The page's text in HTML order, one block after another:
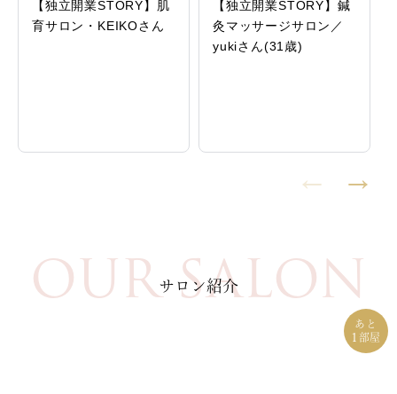
【独立開業STORY】肌
育サロン・KEIKOさん
【独立開業STORY】鍼
灸マッサージサロン／
yukiさん(31歳)
OUR SALON
サロン紹介
あと
1 部屋